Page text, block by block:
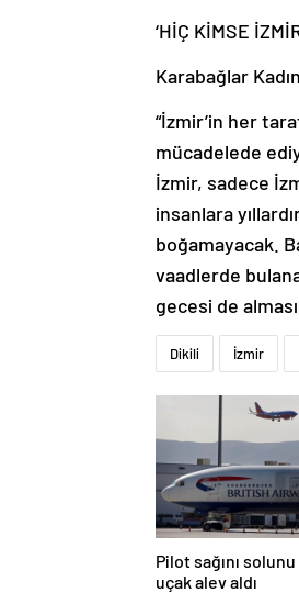
‘HİÇ KİMSE
Karabağlar
“İzmir’in her
mücadelede
İzmir, sadece
insanlara
boğamayacak.
vaadlerde
gecesi de
Dikili İzmir
Pilot sağını solunu
uçak alev aldı